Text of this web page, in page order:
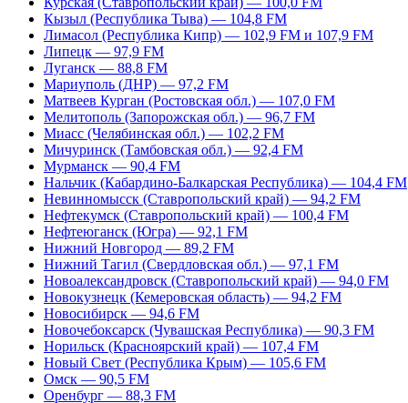
Кызыл (Республика Тыва) — 104,8 FM
Лимасол (Республика Кипр) — 102,9 FM и 107,9 FM
Липецк — 97,9 FM
Луганск — 88,8 FM
Мариуполь (ДНР) — 97,2 FM
Матвеев Курган (Ростовская обл.) — 107,0 FM
Мелитополь (Запорожская обл.) — 96,7 FM
Миасс (Челябинская обл.) — 102,2 FM
Мичуринск (Тамбовская обл.) — 92,4 FM
Мурманск — 90,4 FM
Нальчик (Кабардино-Балкарская Республика) — 104,4 FM
Невинномысск (Ставропольский край) — 94,2 FM
Нефтекумск (Ставропольский край) — 100,4 FM
Нефтеюганск (Югра) — 92,1 FM
Нижний Новгород — 89,2 FM
Нижний Тагил (Свердловская обл.) — 97,1 FM
Новоалександровск (Ставропольский край) — 94,0 FM
Новокузнецк (Кемеровская область) — 94,2 FM
Новосибирск — 94,6 FM
Новочебоксарск (Чувашская Республика) — 90,3 FM
Норильск (Красноярский край) — 107,4 FM
Новый Свет (Республика Крым) — 105,6 FM
Омск — 90,5 FM
Оренбург — 88,3 FM